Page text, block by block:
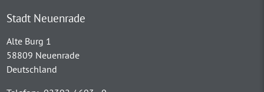
Stadt Neuenrade
Alte Burg 1
58809 Neuenrade
Deutschland